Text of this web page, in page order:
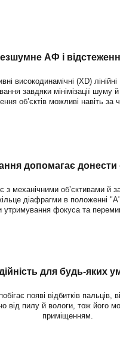
АФ і
високодинамічні (XD)
завдяки мінімізації шуму
об’єктів можливі навіть за
допомагає
з механічними об’єктивами
діафрагми в положенні
фокуса та
для будь-яких
появі відбитків
від пилу й вологи, тож його
приміщенням.